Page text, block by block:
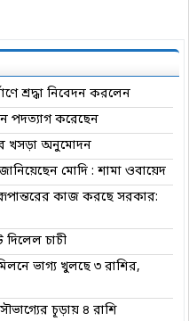
শ্রদ্ধা নিবেদন করলেন
পদত্যাগ করেছেন
খসড়া অনুমোদন
জানিয়েছেন মোদি : শামা ওবায়েদ
কাজ করছে সরকার:
দিলেল চাচী
ভাগ্য খুলছে ৩ রাশির,
চূড়ায় ৪ রাশি